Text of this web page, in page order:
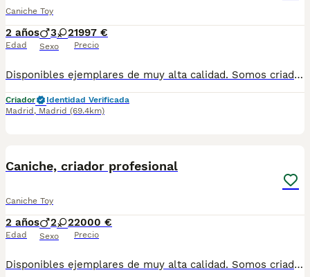
Caniche Toy
2 años
Edad
3 2
Sexo
1997 €
Precio
Disponibles ejemplares de muy alta calidad. Somos criadores con muchos años de experiencia en la raza, responsables y entregamos nuestros ejemplares con toda su documentación en regla Pedimos seriedad Contacto : 679 67 30 10 Web : altodelpago.es Instagram : @altodelpago
Criador
Identidad Verificada
Madrid , Madrid (69.4km)
Caniche, criador profesional
Caniche Toy
2 años
Edad
2 2
Sexo
2000 €
Precio
Disponibles ejemplares de muy alta calidad. Somos criadores con muchos años de experiencia en la raza, responsables y entregamos nuestros ejemplares con toda su documentación en regla Pedimos seriedad Contacto : 679 67 30 10 Web : altodelpago.es Instagram : @altodelpago